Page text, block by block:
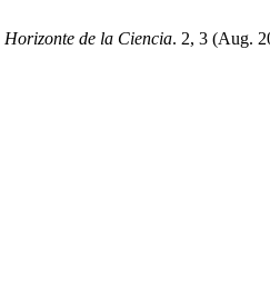
Horizonte de la Ciencia. 2, 3 (Aug.